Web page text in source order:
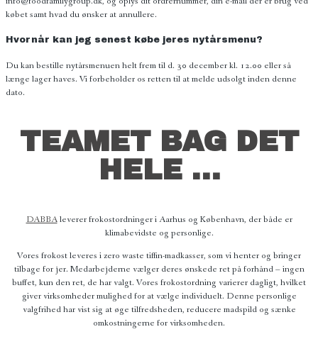
købet samt hvad du ønsker at annullere.
Hvornår kan jeg senest købe jeres nytårsmenu?
Du kan bestille nytårsmenuen helt frem til d. 30 december kl. 12.00 eller så
længe lager haves. Vi forbeholder os retten til at melde udsolgt inden denne
dato.
TEAMET BAG DET
HELE …
DABBAleverer frokostordninger i Aarhus og København, der både er
klimabevidste og personlige.
Vores frokost leveres i zero waste tiffin-madkasser, som vi henter og bringer
tilbage for jer. Medarbejderne vælger deres ønskede ret på forhånd – ingen
buffet, kun den ret, de har valgt. Vores frokostordning varierer dagligt, hvilket
giver virksomheder mulighed for at vælge individuelt. Denne personlige
valgfrihed har vist sig at øge tilfredsheden, reducere madspild og sænke
omkostningerne for virksomheden.